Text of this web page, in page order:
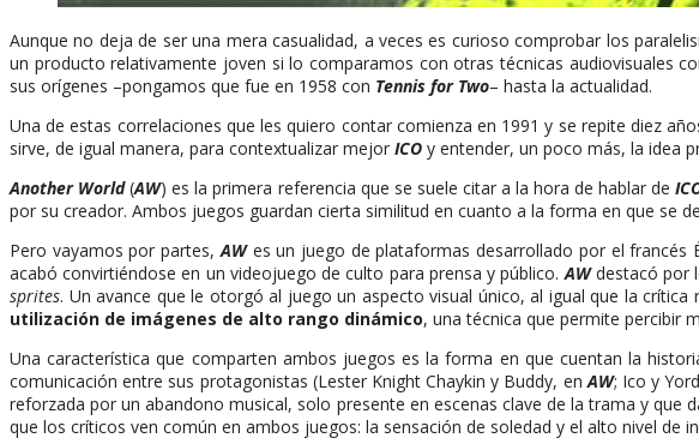
Aunque no deja de ser una mera casualidad, a veces es curioso comprobar los
un producto relativamente joven si lo comparamos con otras técnicas audiovisuales
sus orígenes –pongamos que fue en 1958 con Tennis for Two– hasta la actualidad.
Una de estas correlaciones que les quiero contar comienza en 1991 y se repite diez
sirve, de igual manera, para contextualizar mejor ICO y entender, un poco más, la idea
Another World(AW) es la primera referencia que se suele citar a la hora de hablar de
por su creador. Ambos juegos guardan cierta similitud en cuanto a la forma en que se
Pero vayamos por partes, AWes un juego de plataformas desarrollado por el francés
acabó convirtiéndose en un videojuego de culto para prensa y público. AWdestacó por
sprites. Un avance que le otorgó al juego un aspecto visual único, al igual que la
utilización de imágenes de alto rango dinámico, una técnica que permite percibir
Una característica que comparten ambos juegos es la forma en que cuentan la
comunicación entre sus protagonistas (Lester Knight Chaykin y Buddy, en AW; Ico y
reforzada por un abandono musical, solo presente en escenas clave de la trama y
que los críticos ven común en ambos juegos: la sensación de soledad y el alto nivel de